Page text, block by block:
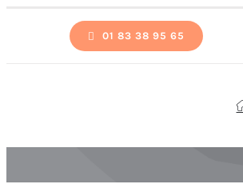
01 83 38 95 65